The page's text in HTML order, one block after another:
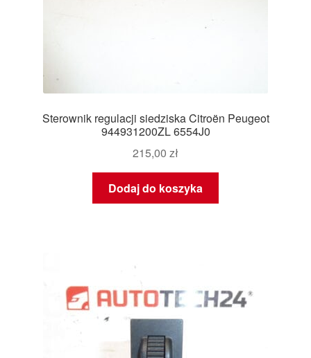
Sterownik regulacji siedziska Citroën Peugeot
944931200ZL 6554J0
215,00 zł
Dodaj do koszyka